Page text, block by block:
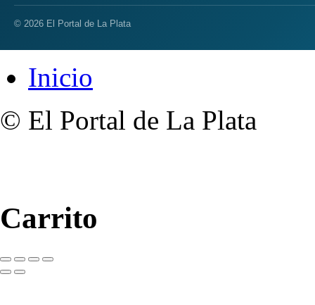
© 2026 El Portal de La Plata
Inicio
© El Portal de La Plata
Carrito